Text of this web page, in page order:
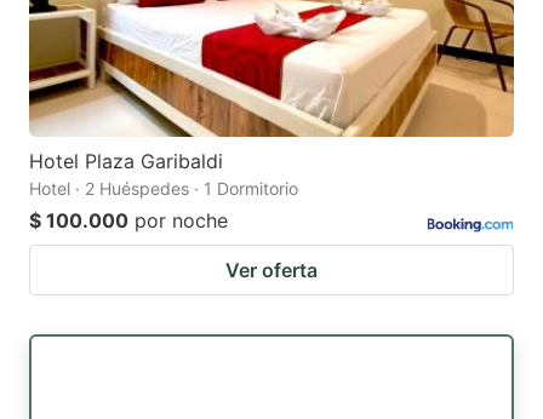
Hotel Plaza Garibaldi
Hotel · 2 Huéspedes · 1 Dormitorio
$ 100.000 por noche
Ver oferta